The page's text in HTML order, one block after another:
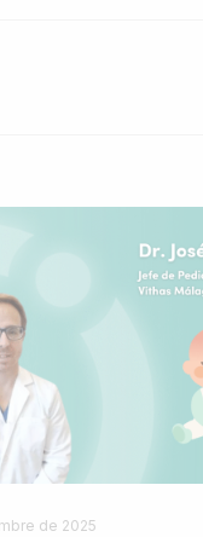
de 2025